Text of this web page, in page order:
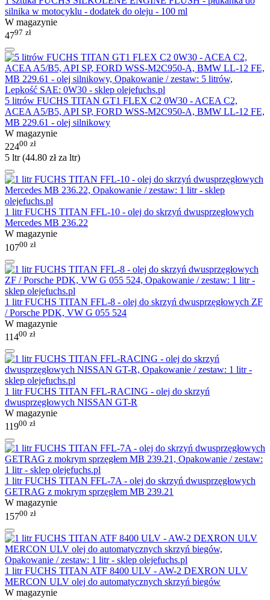
silnika w motocyklu - dodatek do oleju - 100 ml
W magazynie
4797 zł
5 litrów FUCHS TITAN GT1 FLEX C2 0W30 - ACEA C2,
ACEA A5/B5, API SP, FORD WSS-M2C950-A, BMW LL-12 FE,
MB 229.61 - olej silnikowy
W magazynie
22400 zł
5 ltr (44.80 złza ltr)
1 litr FUCHS TITAN FFL-10 - olej do skrzyń dwusprzęgłowych
Mercedes MB 236.22
W magazynie
10700 zł
1 litr FUCHS TITAN FFL-8 - olej do skrzyń dwusprzęgłowych ZF
/ Porsche PDK, VW G 055 524
W magazynie
11400 zł
1 litr FUCHS TITAN FFL-RACING - olej do skrzyń
dwusprzęgłowych NISSAN GT-R
W magazynie
11900 zł
1 litr FUCHS TITAN FFL-7A - olej do skrzyń dwusprzęgłowych
GETRAG z mokrym sprzęgłem MB 239.21
W magazynie
15700 zł
1 litr FUCHS TITAN ATF 8400 ULV - AW-2 DEXRON ULV
MERCON ULV olej do automatycznych skrzyń biegów
W magazynie